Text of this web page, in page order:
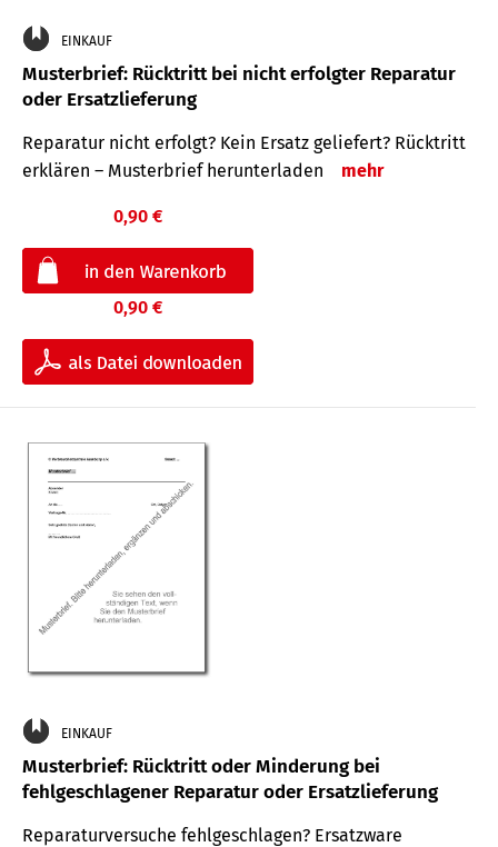
EINKAUF
Musterbrief: Rücktritt bei nicht erfolgter Reparatur
oder Ersatzlieferung
Reparatur nicht erfolgt? Kein Ersatz geliefert? Rücktritt
erklären – Musterbrief herunterladen
mehr
0,90 €
0,90 €
EINKAUF
Musterbrief: Rücktritt oder Minderung bei
fehlgeschlagener Reparatur oder Ersatzlieferung
Reparaturversuche fehlgeschlagen? Ersatzware